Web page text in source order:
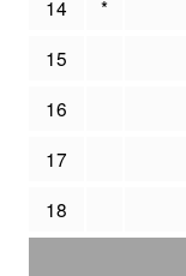
14
*
15
16
17
18